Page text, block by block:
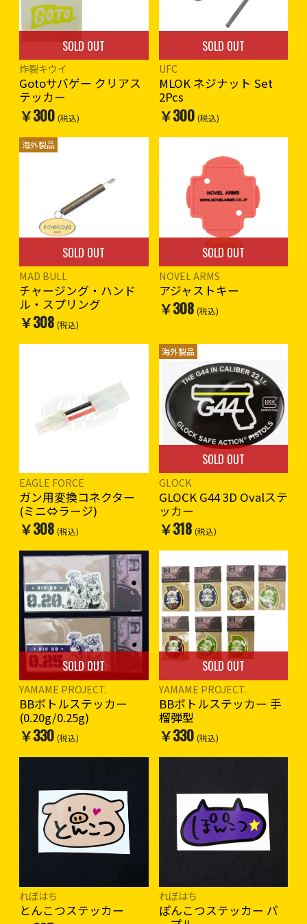
SOLD OUT
炸裂キウイ
Gotoサバゲー クリアス
テッカー
￥300 (税込)
SOLD OUT
UFC
MLOK ネジナット Set
2Pcs
￥300 (税込)
海外製品
SOLD OUT
MAD BULL
チャージング・ハンド
ル・スプリング
￥308 (税込)
SOLD OUT
NOVEL ARMS
アジャストキー
￥308 (税込)
EAGLE FORCE
ガン用変換コネクター
(ミニ⇔ラージ)
￥308 (税込)
海外製品
SOLD OUT
GLOCK
GLOCK G44 3D Ovalステ
ッカー
￥318 (税込)
SOLD OUT
YAMAME PROJECT.
BBボトルステッカー
(0.20g/0.25g)
￥330 (税込)
SOLD OUT
YAMAME PROJECT.
BBボトルステッカー 手
榴弾型
￥330 (税込)
れぼはち
とんこつステッカー
れぼはち
ぽんこつステッカー パ